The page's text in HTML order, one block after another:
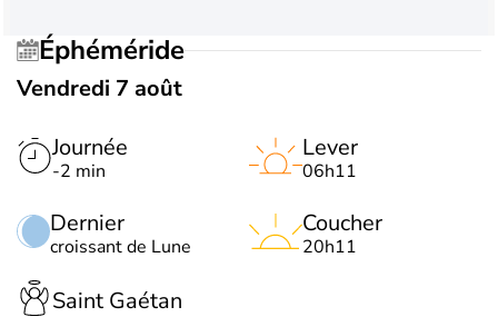
Éphéméride
Vendredi 7 août
Journée
-2 min
Dernier
croissant de Lune
Lever
06h11
Coucher
20h11
Saint Gaétan